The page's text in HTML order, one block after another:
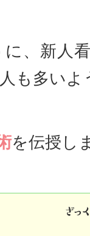
、新人
も多いよ
を伝授し